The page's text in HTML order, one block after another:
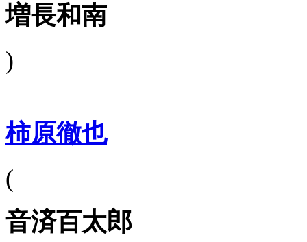
増長和南
)
柿原徹也
(
音済百太郎